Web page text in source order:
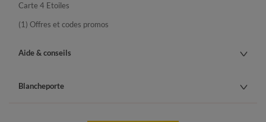
Carte 4 Etoiles
(1) Offres et codes promos
Aide & conseils
Blancheporte